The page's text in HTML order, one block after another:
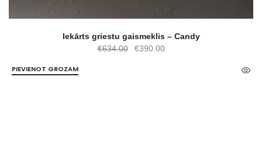
Iekārts griestu gaismeklis – Candy
€634.00
Original
€390.00Current
PIEVIENOT GROZAM